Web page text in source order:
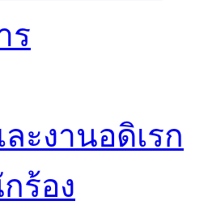
ร
ะงานอดิเรก
ร้อง